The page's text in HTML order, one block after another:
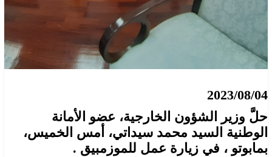
2023/08/04
حلَّ وزير الشؤون الخارجية، عضو الأمانة
الوطنية السيد محمد سيداتي، أمس الخميس،
بمابوتو ، في زيارة عمل للموزمبيق .